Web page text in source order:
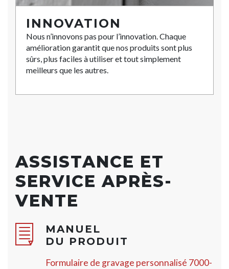
INNOVATION
Nous n’innovons pas pour l’innovation. Chaque
amélioration garantit que nos produits sont plus
sûrs, plus faciles à utiliser et tout simplement
meilleurs que les autres.
ASSISTANCE ET
SERVICE APRÈS-
VENTE
MANUEL
DU PRODUIT
Formulaire de gravage personnalisé 7000-